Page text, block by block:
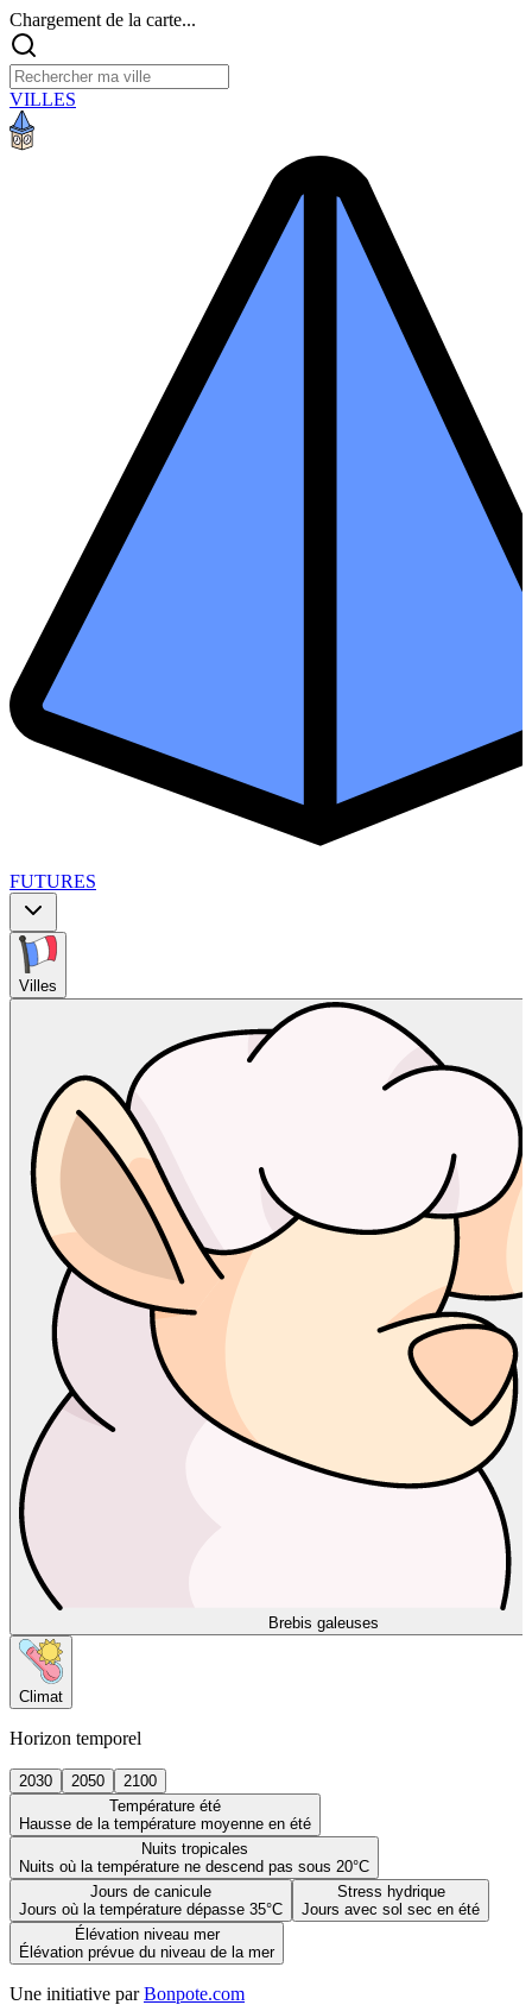
Chargement de la carte...
VILLES
FUTURES
Villes
Brebis galeuses
Climat
Horizon temporel
2030 2050
2100
Température été
Hausse de la température moyenne en été
Nuits tropicales
Nuits où la température ne descend pas sous 20°C
Jours de canicule
Jours où la température dépasse 35°C
Stress hydrique
Jours avec sol sec en été
Élévation niveau mer
Élévation prévue du niveau de la mer
Une initiative par Bonpote.com